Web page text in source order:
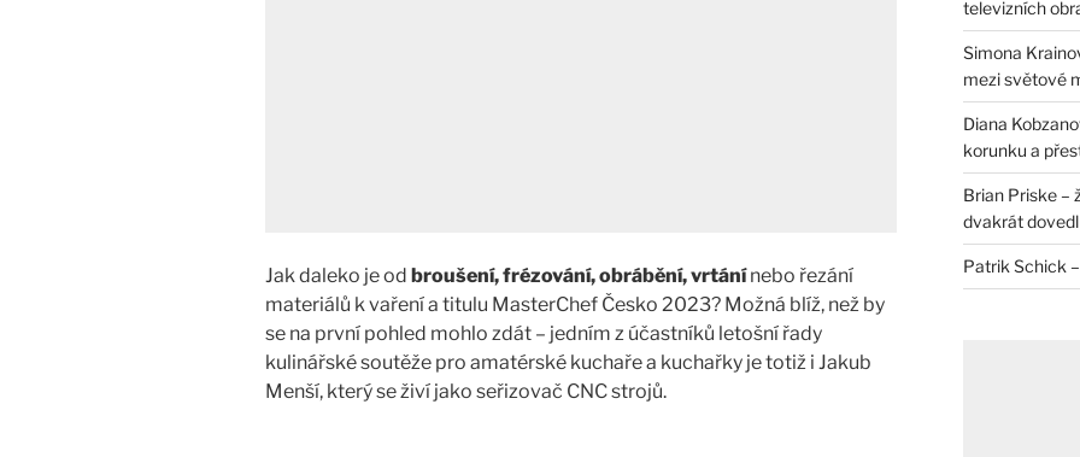
Jak daleko je od broušení, frézování, obrábění, vrtánínebo řezání
materiálů k vaření a titulu MasterChef Česko 2023? Možná blíž, než by
se na první pohled mohlo zdát – jedním z účastníků letošní řady
kulinářské soutěže pro amatérské kuchaře a kuchařky je totiž i Jakub
Menší, který se živí jako seřizovač CNC strojů.
televizních
Simona
mezi světové
Diana
korunku a
Brian Priske –
dvakrát
Patrik Schick